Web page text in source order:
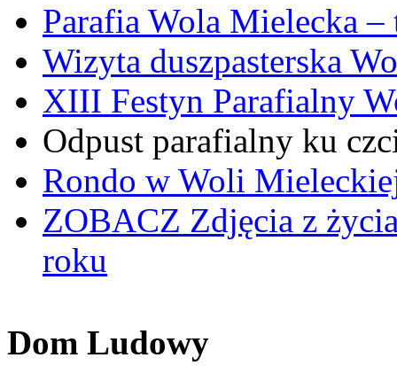
Parafia Wola Mielecka
Wizyta duszpasterska
XIII Festyn Parafialny
Odpust parafialny ku
Rondo w Woli
ZOBACZ Zdjęcia z
roku
Dom Ludowy